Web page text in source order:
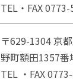
TEL・FAX
〒629-1304 京
野町額田1357番
TEL ・FAX